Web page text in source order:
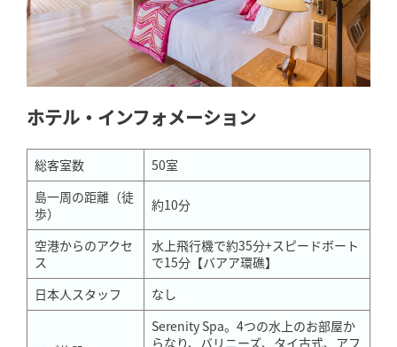
ホテル・インフォメーション
総客室数
50室
島一周の距離（徒
歩）
約10分
空港からのアクセ
ス
水上飛行機で約35分+スピードボート
で15分【バアア環礁】
日本人スタッフ
なし
Serenity Spa。4つの水上のお部屋か
らなり、バリニーズ、タイ古式、アフ